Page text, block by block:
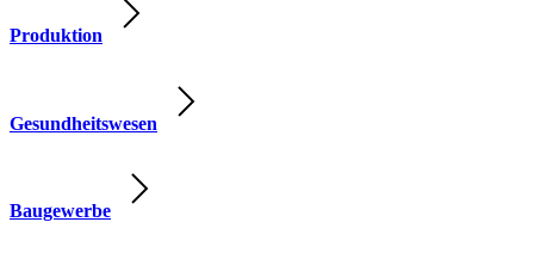
Produktion
Gesundheitswesen
Baugewerbe